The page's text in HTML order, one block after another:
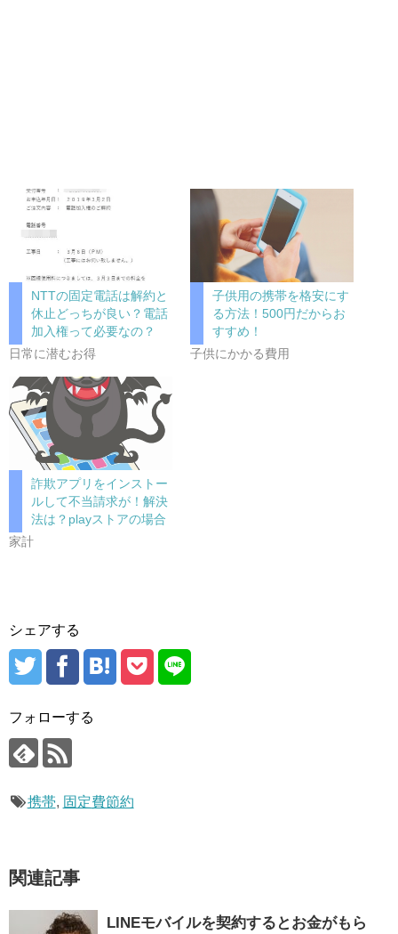
NTTの固定電話は解約と
休止どっちが良い？電話
加入権って必要なの？
日常に潜むお得
子供用の携帯を格安にす
る方法！500円だからお
すすめ！
子供にかかる費用
詐欺アプリをインストー
ルして不当請求が！解決
法は？playストアの場合
家計
シェアする
フォローする
携帯, 固定費節約
関連記事
LINEモバイルを契約するとお金がもら